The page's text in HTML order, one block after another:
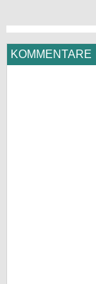
KOMMENTARE